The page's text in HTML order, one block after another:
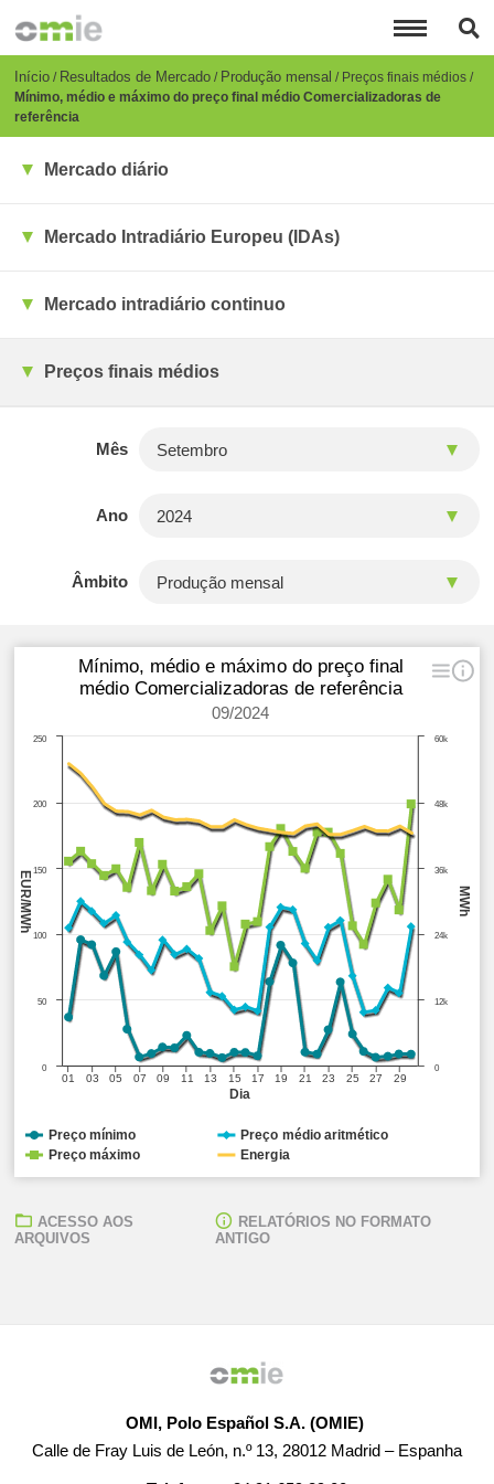
para
conteúdo
principal
Breadcrumb
Início Resultados de Mercado Produção mensal
Preços finais médios
Mínimo, médio e máximo do preço final médio Comercializadoras de
referência
Mercado diário
Mercado Intradiário Europeu (IDAs)
Mercado intradiário continuo
Preços finais médios
Mês
Ano
Âmbito
Dia
MWh
EUR/MWh
Mínimo, médio e máximo do preço final
médio Comercializadoras de referência
09/2024
01 07 13 19 25
03 05 09 11 15 17 21 23 27 29
0
12k
24k
36k
48k
60k
0
50
100
150
200
250
Preço mínimo
Preço médio aritmético
Preço máximo
Energia
ACESSO AOS
ARQUIVOS
RELATÓRIOS NO FORMATO
ANTIGO
OMI, Polo Español S.A. (OMIE)
Calle de Fray Luis de León, n.º 13, 28012 Madrid – Espanha